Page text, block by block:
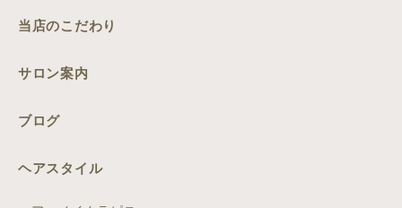
当店のこだわり
サロン案内
ブログ
ヘアスタイル